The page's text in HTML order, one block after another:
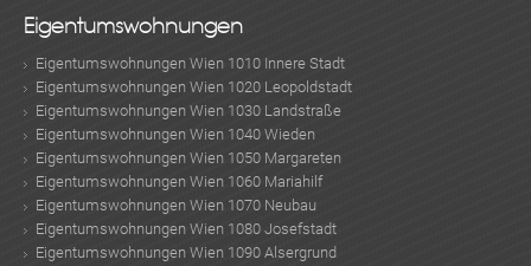
Eigentumswohnungen
Eigentumswohnungen Wien 1010 Innere Stadt
Eigentumswohnungen Wien 1020 Leopoldstadt
Eigentumswohnungen Wien 1030 Landstraße
Eigentumswohnungen Wien 1040 Wieden
Eigentumswohnungen Wien 1050 Margareten
Eigentumswohnungen Wien 1060 Mariahilf
Eigentumswohnungen Wien 1070 Neubau
Eigentumswohnungen Wien 1080 Josefstadt
Eigentumswohnungen Wien 1090 Alsergrund